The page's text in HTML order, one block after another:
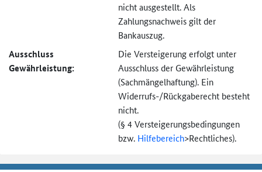
nicht ausgestellt. Als
Zahlungsnachweis gilt der
Bankauszug.
Ausschluss
Gewährleistung:
Die Versteigerung erfolgt unter
Ausschluss der Gewährleistung
(Sachmängel­haftung). Ein
Widerrufs-/Rückgaberecht besteht
nicht.
(§ 4 Versteigerungs­bedingungen
bzw. Hilfebereich>Rechtliches).